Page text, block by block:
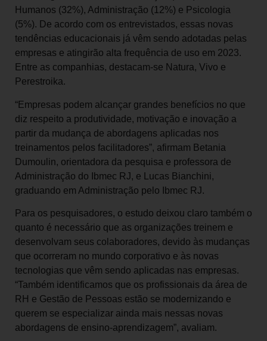
Humanos (32%), Administração (12%) e Psicologia
(5%). De acordo com os entrevistados, essas novas
tendências educacionais já vêm sendo adotadas pelas
empresas e atingirão alta frequência de uso em 2023.
Entre as companhias, destacam-se Natura, Vivo e
Perestroika.
“Empresas podem alcançar grandes benefícios no que
diz respeito a produtividade, motivação e inovação a
partir da mudança de abordagens aplicadas nos
treinamentos pelos facilitadores”, afirmam Betania
Dumoulin, orientadora da pesquisa e professora de
Administração do Ibmec RJ, e Lucas Bianchini,
graduando em Administração pelo Ibmec RJ.
Para os pesquisadores, o estudo deixou claro também o
quanto é necessário que as organizações treinem e
desenvolvam seus colaboradores, devido às mudanças
que ocorreram no mundo corporativo e às novas
tecnologias que vêm sendo aplicadas nas empresas.
“Também identificamos que os profissionais da área de
RH e Gestão de Pessoas estão se modernizando e
querem se especializar ainda mais nessas novas
abordagens de ensino-aprendizagem”, avaliam.